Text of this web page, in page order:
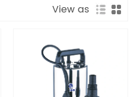
View as